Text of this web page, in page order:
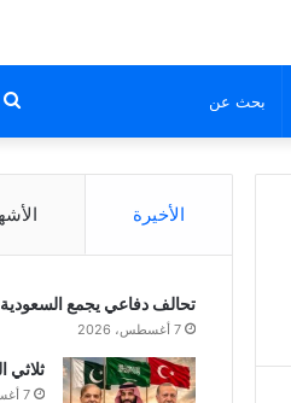
الأخيرة
تحالف دفاعي يجمع السعودية
7 أغسطس، 2026
ثلاثي
7 أغسطس، 2026